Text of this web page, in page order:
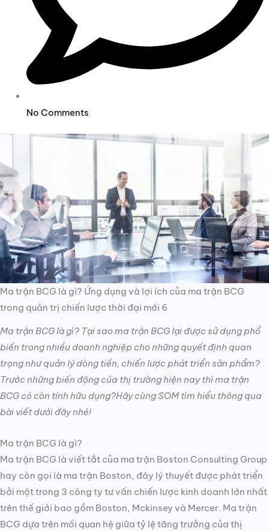
No Comments
Ma trận BCG là gì? Ứng dụng và lợi ích của ma trận BCG
trong quản trị chiến lược thời đại mới 6
Ma trận BCG là gì? Tại sao ma trận BCG lại được sử dụng phổ
biến trong nhiều doanh nghiệp cho những quyết định quan
trọng như quản lý dòng tiền, chiến lược phát triển sản phẩm?
Trước những biến động của thị trường hiện nay thì ma trận
BCG có còn tính hữu dụng?Hãy cùng SOM tìm hiểu thông qua
bài viết dưới đây nhé!
Ma trận BCG là gì?
Ma trận BCG là viết tắt của ma trận Boston Consulting Group
hay còn gọi là ma trận Boston, đây lý thuyết được phát triển
bởi một trong 3 công ty tư vấn chiến lược kinh doanh lớn nhất
trên thế giới bao gồm Boston, Mckinsey và Mercer. Ma trận
BCG dựa trên mối quan hệ giữa tỷ lệ tăng trưởng của thị